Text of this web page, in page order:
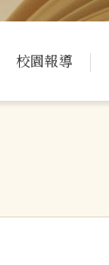
校園報導